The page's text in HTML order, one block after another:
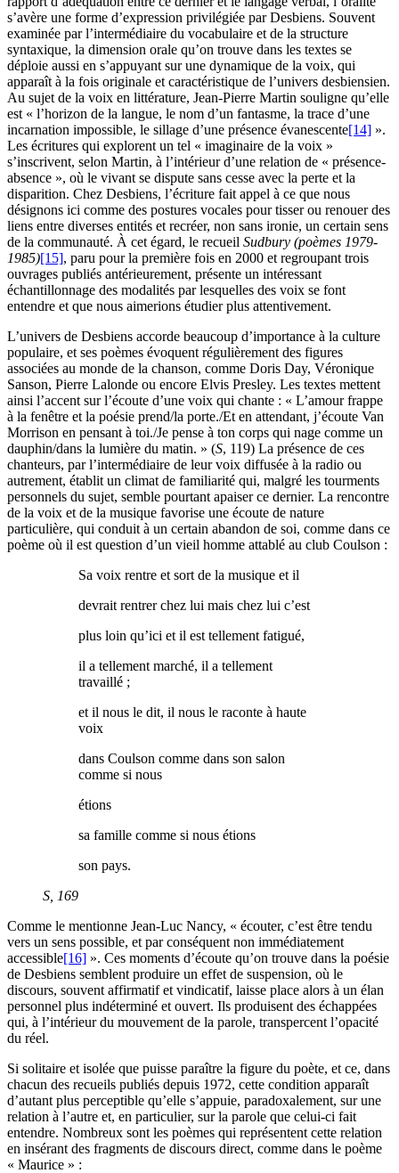
s’avère une forme d’expression privilégiée par Desbiens. Souvent
examinée par l’intermédiaire du vocabulaire et de la structure
syntaxique, la dimension orale qu’on trouve dans les textes se
déploie aussi en s’appuyant sur une dynamique de la voix, qui
apparaît à la fois originale et caractéristique de l’univers desbiensien.
Au sujet de la voix en littérature, Jean-Pierre Martin souligne qu’elle
est « l’horizon de la langue, le nom d’un fantasme, la trace d’une
incarnation impossible, le sillage d’une présence évanescente[14] ».
Les écritures qui explorent un tel « imaginaire de la voix »
s’inscrivent, selon Martin, à l’intérieur d’une relation de « présence-
absence », où le vivant se dispute sans cesse avec la perte et la
disparition. Chez Desbiens, l’écriture fait appel à ce que nous
désignons ici comme des postures vocales pour tisser ou renouer des
liens entre diverses entités et recréer, non sans ironie, un certain sens
de la communauté. À cet égard, le recueil Sudbury (poèmes 1979-
1985)[15], paru pour la première fois en 2000 et regroupant trois
ouvrages publiés antérieurement, présente un intéressant
échantillonnage des modalités par lesquelles des voix se font
entendre et que nous aimerions étudier plus attentivement.
L’univers de Desbiens accorde beaucoup d’importance à la culture
populaire, et ses poèmes évoquent régulièrement des figures
associées au monde de la chanson, comme Doris Day, Véronique
Sanson, Pierre Lalonde ou encore Elvis Presley. Les textes mettent
ainsi l’accent sur l’écoute d’une voix qui chante : « L’amour frappe
à la fenêtre et la poésie prend/la porte./Et en attendant, j’écoute Van
Morrison en pensant à toi./Je pense à ton corps qui nage comme un
dauphin/dans la lumière du matin. » (S, 119) La présence de ces
chanteurs, par l’intermédiaire de leur voix diffusée à la radio ou
autrement, établit un climat de familiarité qui, malgré les tourments
personnels du sujet, semble pourtant apaiser ce dernier. La rencontre
de la voix et de la musique favorise une écoute de nature
particulière, qui conduit à un certain abandon de soi, comme dans ce
poème où il est question d’un vieil homme attablé au club Coulson :
Sa voix rentre et sort de la musique et il
devrait rentrer chez lui mais chez lui c’est
plus loin qu’ici et il est tellement fatigué,
il a tellement marché, il a tellement
travaillé ;
et il nous le dit, il nous le raconte à haute
voix
dans Coulson comme dans son salon
comme si nous
étions
sa famille comme si nous étions
son pays.
S , 169
Comme le mentionne Jean-Luc Nancy, « écouter, c’est être tendu
vers un sens possible, et par conséquent non immédiatement
accessible[16] ». Ces moments d’écoute qu’on trouve dans la poésie
de Desbiens semblent produire un effet de suspension, où le
discours, souvent affirmatif et vindicatif, laisse place alors à un élan
personnel plus indéterminé et ouvert. Ils produisent des échappées
qui, à l’intérieur du mouvement de la parole, transpercent l’opacité
du réel.
Si solitaire et isolée que puisse paraître la figure du poète, et ce, dans
chacun des recueils publiés depuis 1972, cette condition apparaît
d’autant plus perceptible qu’elle s’appuie, paradoxalement, sur une
relation à l’autre et, en particulier, sur la parole que celui-ci fait
entendre. Nombreux sont les poèmes qui représentent cette relation
en insérant des fragments de discours direct, comme dans le poème
« Maurice » :